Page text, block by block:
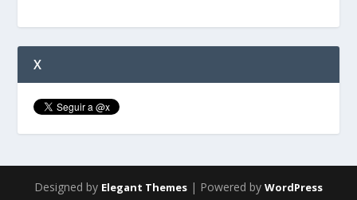
X
Designed by Elegant Themes | Powered by WordPress